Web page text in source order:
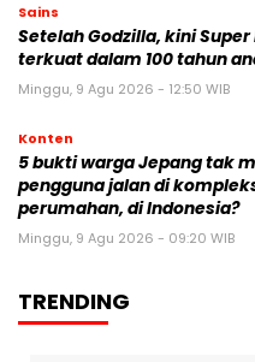
Sains
Setelah Godzilla, kini Super
terkuat dalam 100 tahun
Minggu, 9 Agu 2026 - 12:50 WIB
Konten
5 bukti warga Jepang tak
pengguna jalan di
perumahan, di Indonesia?
Minggu, 9 Agu 2026 - 09:20 WIB
TRENDING